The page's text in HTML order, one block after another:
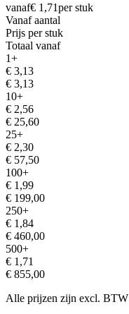
vanaf€ 1,71per stuk
Vanaf aantal
Prijs per stuk
Totaal vanaf
1+
€ 3,13
€ 3,13
10+
€ 2,56
€ 25,60
25+
€ 2,30
€ 57,50
100+
€ 1,99
€ 199,00
250+
€ 1,84
€ 460,00
500+
€ 1,71
€ 855,00
Alle prijzen zijn excl. BTW